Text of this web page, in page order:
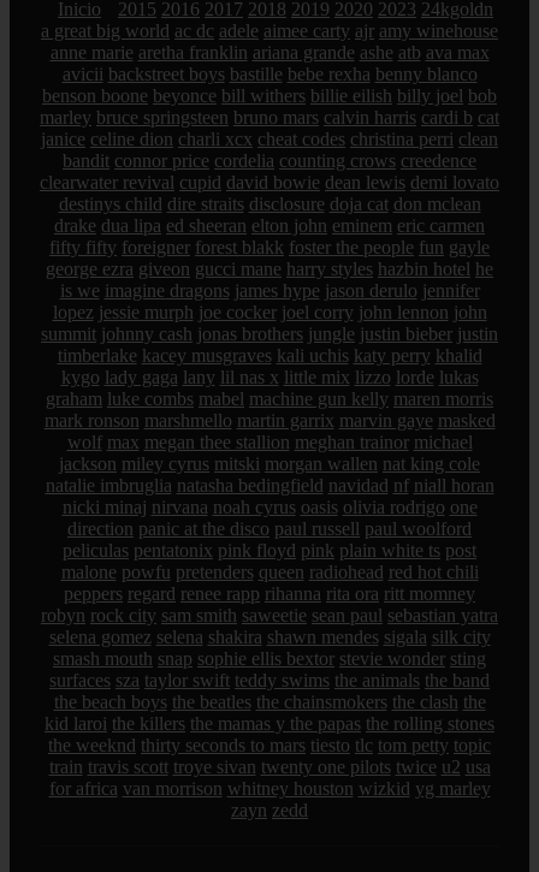
Inicio 2015 2016 2017 2018 2019 2020 2023 24kgoldn
a great big world ac dc adele aimee carty ajr amy winehouse
anne marie aretha franklin ariana grande ashe atb ava max
avicii backstreet boys bastille bebe rexha benny blanco
benson boone beyonce bill withers billie eilish billy joel bob
marley bruce springsteen bruno mars calvin harris cardi b cat
janice celine dion charli xcx cheat codes christina perri clean
bandit connor price cordelia counting crows creedence
clearwater revival cupid david bowie dean lewis demi lovato
destinys child dire straits disclosure doja cat don mclean
drake dua lipa ed sheeran elton john eminem eric carmen
fifty fifty foreigner forest blakk foster the people fun gayle
george ezra giveon gucci mane harry styles hazbin hotel he
is we imagine dragons james hype jason derulo jennifer
lopez jessie murph joe cocker joel corry john lennon john
summit johnny cash jonas brothers jungle justin bieber justin
timberlake kacey musgraves kali uchis katy perry khalid
kygo lady gaga lany lil nas x little mix lizzo lorde lukas
graham luke combs mabel machine gun kelly maren morris
mark ronson marshmello martin garrix marvin gaye masked
wolf max megan thee stallion meghan trainor michael
jackson miley cyrus mitski morgan wallen nat king cole
natalie imbruglia natasha bedingfield navidad nf niall horan
nicki minaj nirvana noah cyrus oasis olivia rodrigo one
direction panic at the disco paul russell paul woolford
peliculas pentatonix pink floyd pink plain white ts post
malone powfu pretenders queen radiohead red hot chili
peppers regard renee rapp rihanna rita ora ritt momney
robyn rock city sam smith saweetie sean paul sebastian yatra
selena gomez selena shakira shawn mendes sigala silk city
smash mouth snap sophie ellis bextor stevie wonder sting
surfaces sza taylor swift teddy swims the animals the band
the beach boys the beatles the chainsmokers the clash the
kid laroi the killers the mamas y the papas the rolling stones
the weeknd thirty seconds to mars tiesto tlc tom petty topic
train travis scott troye sivan twenty one pilots twice u2 usa
for africa van morrison whitney houston wizkid yg marley
zayn zedd